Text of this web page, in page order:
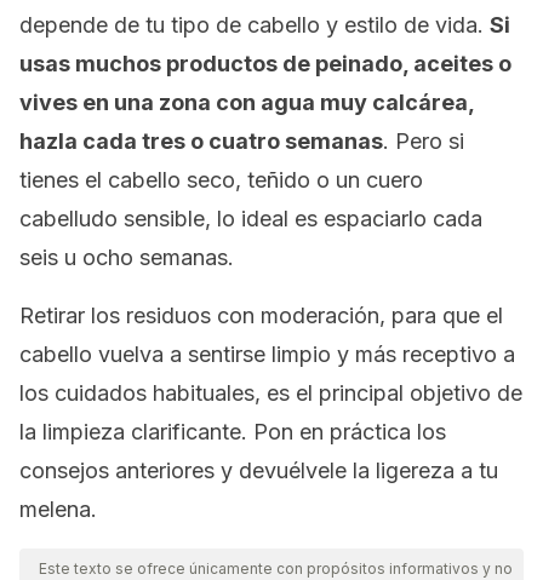
depende de tu tipo de cabello y estilo de vida. Si
usas muchos productos de peinado, aceites o
vives en una zona con agua muy calcárea,
hazla cada tres o cuatro semanas. Pero si
tienes el cabello seco, teñido o un cuero
cabelludo sensible, lo ideal es espaciarlo cada
seis u ocho semanas.
Retirar los residuos con moderación, para que el
cabello vuelva a sentirse limpio y más receptivo a
los cuidados habituales, es el principal objetivo de
la limpieza clarificante. Pon en práctica los
consejos anteriores y devuélvele la ligereza a tu
melena.
Este texto se ofrece únicamente con propósitos informativos y no